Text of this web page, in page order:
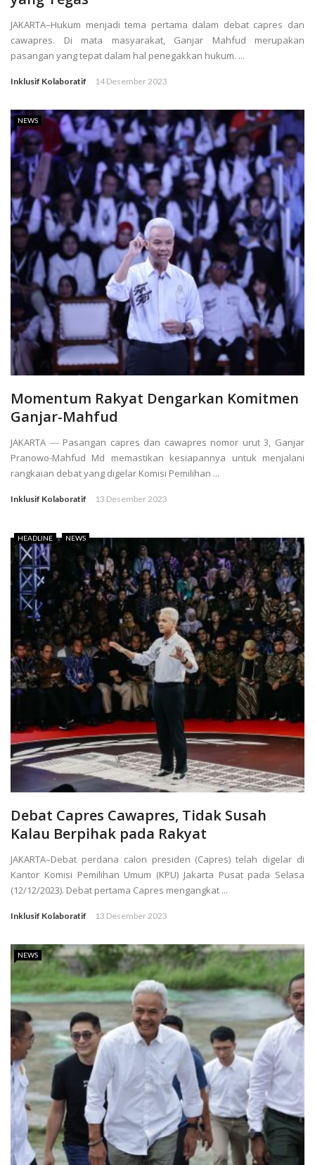
JAKARTA–Hukum menjadi tema pertama dalam debat capres dan
cawapres. Di mata masyarakat, Ganjar Mahfud merupakan
pasangan yang tepat dalam hal penegakkan hukum. ...
Inklusif Kolaboratif 14 Desember 2023
NEWS
Momentum Rakyat Dengarkan Komitmen
Ganjar-Mahfud
JAKARTA ― Pasangan capres dan cawapres nomor urut 3, Ganjar
Pranowo-Mahfud Md memastikan kesiapannya untuk menjalani
rangkaian debat yang digelar Komisi Pemilihan ...
Inklusif Kolaboratif 13 Desember 2023
HEADLINE NEWS
Debat Capres Cawapres, Tidak Susah
Kalau Berpihak pada Rakyat
JAKARTA–Debat perdana calon presiden (Capres) telah digelar di
Kantor Komisi Pemilihan Umum (KPU) Jakarta Pusat pada Selasa
(12/12/2023). Debat pertama Capres mengangkat ...
Inklusif Kolaboratif 13 Desember 2023
NEWS